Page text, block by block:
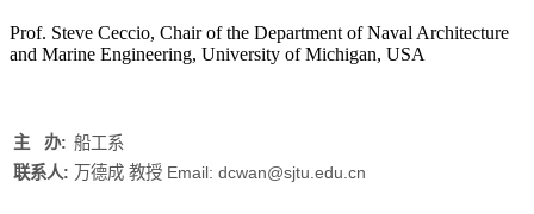
Prof. Steve Ceccio, Chair of the Department of Naval Architecture
and Marine Engineering, University of Michigan, USA
主 办: 船工系
联系人: 万德成 教授 Email: dcwan@sjtu.edu.cn